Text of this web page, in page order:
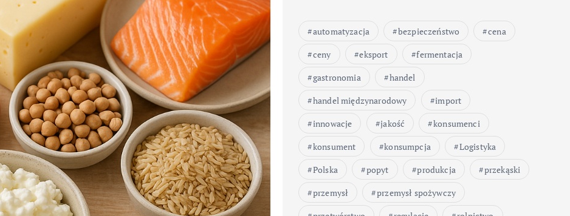
automatyzacja bezpieczeństwo
cena
ceny
eksport
fermentacja
gastronomia
handel
handel międzynarodowy
import
innowacje
jakość
konsumenci
konsument
konsumpcja
Logistyka
Polska
popyt produkcja
przekąski
przemysł
przemysł spożywczy